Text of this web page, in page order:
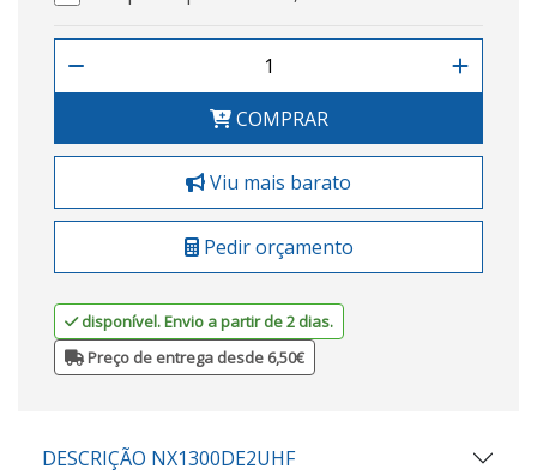
COMPRAR
Viu mais barato
Pedir orçamento
disponível. Envio a partir de 2 dias.
Preço de entrega desde 6,50€
DESCRIÇÃO NX1300DE2UHF